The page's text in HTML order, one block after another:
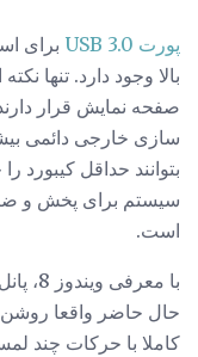
پورت USB 3.0
برای
بالا وجود دارد. تنها
صفحه نمایش قرار
سازی خارجی دائمی
بتوانند حداقل کیبورد
است.
حال حاضر واقعا